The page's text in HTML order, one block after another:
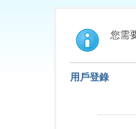
您需
用戶登錄